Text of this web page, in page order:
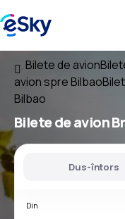
Bilete de avion
avion spre Bilbao
Bilbao
Bilete de avion
Dus-întors
Din